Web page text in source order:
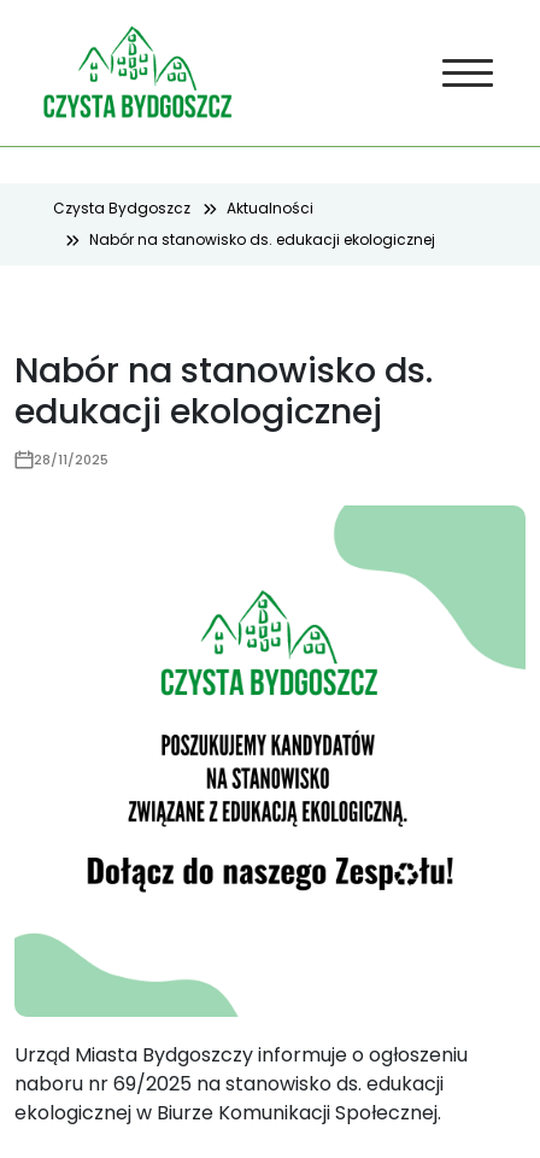
Czysta Bydgoszcz
Aktualności
Nabór na stanowisko ds. edukacji ekologicznej
Nabór na stanowisko ds.
edukacji ekologicznej
28/11/2025
Urząd Miasta Bydgoszczy informuje o ogłoszeniu
naboru nr 69/2025 na stanowisko ds. edukacji
ekologicznej w Biurze Komunikacji Społecznej.